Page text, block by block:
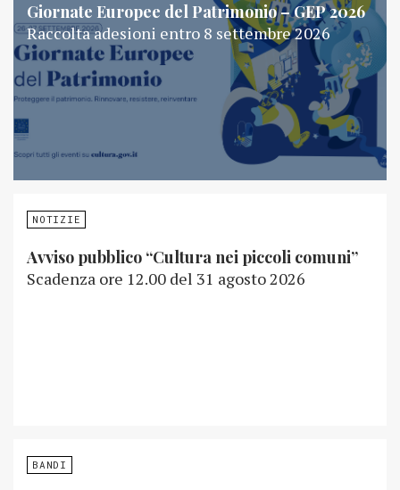
Giornate Europee del Patrimonio – GEP 2026
Raccolta adesioni entro 8 settembre 2026
NOTIZIE
Avviso pubblico “Cultura nei piccoli comuni”
Scadenza ore 12.00 del 31 agosto 2026
BANDI